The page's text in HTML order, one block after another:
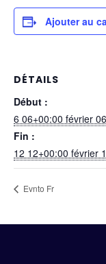
Ajouter au
DÉTAILS
Début :
6 06+00:00 février
Fin :
12 12+00:00 février
Evnto Fr